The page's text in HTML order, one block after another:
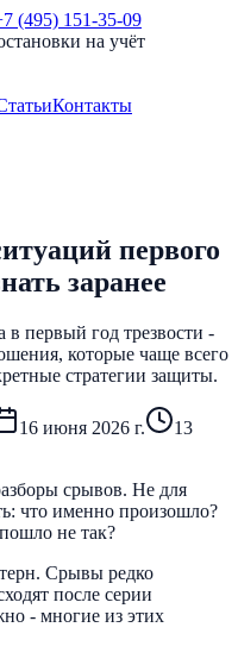
(495) 151-35-09
на учёт
Контакты
первого
заранее
в первый год трезвости -
которые чаще всего
стратегии защиты.
16 июня 2026 г.
13
срывов. Не для
что именно произошло?
не так?
Срывы редко
после серии
- многие из этих